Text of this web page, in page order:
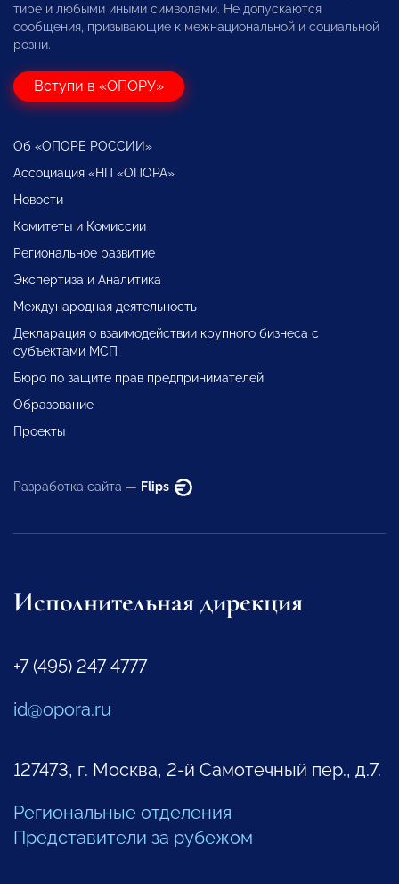
тире и любыми иными символами. Не допускаются
сообщения, призывающие к межнациональной и социальной
розни.
Вступи в «ОПОРУ»
Об «ОПОРЕ РОССИИ»
Ассоциация «НП «ОПОРА»
Новости
Комитеты и Комиссии
Региональное развитие
Экспертиза и Аналитика
Международная деятельность
Декларация о взаимодействии крупного бизнеса с
субъектами МСП
Бюро по защите прав предпринимателей
Образование
Проекты
Разработка сайта — Flips
Исполнительная дирекция
+7 (495) 247 4777
id@opora.ru
127473, г. Москва, 2-й Самотечный пер., д.7.
Региональные отделения
Представители за рубежом